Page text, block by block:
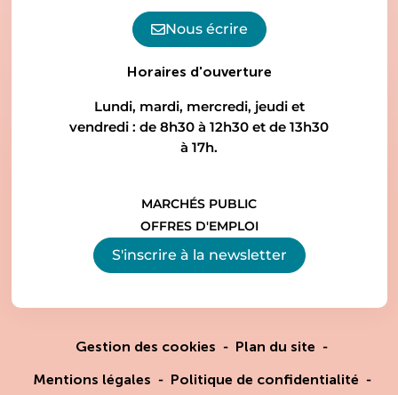
Nous écrire
Horaires d'ouverture
Lundi, mardi, mercredi, jeudi et
vendredi : de 8h30 à 12h30 et de 13h30
à 17h.
MARCHÉS PUBLIC
OFFRES D'EMPLOI
S'inscrire à la newsletter
Gestion des cookies
Plan du site
Mentions légales
Politique de confidentialité